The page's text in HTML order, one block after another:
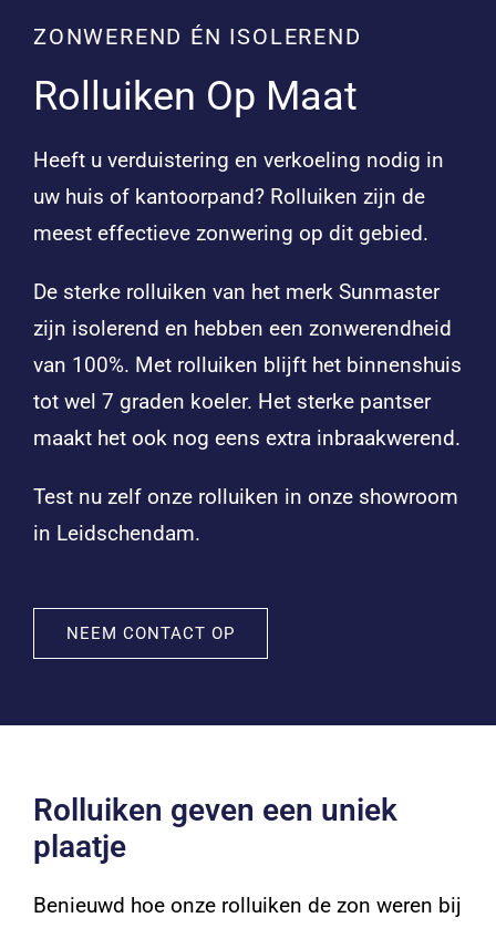
ZONWEREND ÉN ISOLEREND
Rolluiken Op Maat
Heeft u verduistering en verkoeling nodig in
uw huis of kantoorpand? Rolluiken zijn de
meest effectieve zonwering op dit gebied.
De sterke rolluiken van het merk Sunmaster
zijn isolerend en hebben een zonwerendheid
van 100%. Met rolluiken blijft het binnenshuis
tot wel 7 graden koeler. Het sterke pantser
maakt het ook nog eens extra inbraakwerend.
Test nu zelf onze rolluiken in onze showroom
in Leidschendam.
NEEM CONTACT OP
Rolluiken geven een uniek
plaatje
Benieuwd hoe onze rolluiken de zon weren bij